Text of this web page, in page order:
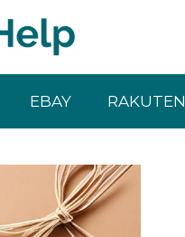
EBAY RAKUTEN